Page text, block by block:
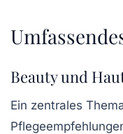
Beauty und
Ein zentrales